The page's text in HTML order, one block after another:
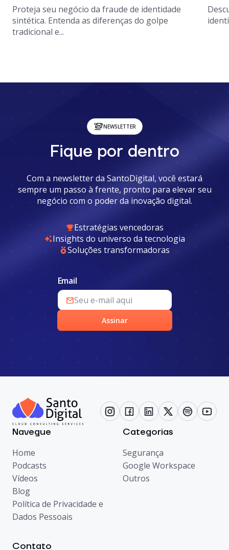
Proteja seu negócio da fraude de identidade
sintética. Entenda as diferenças do golpe
tradicional e...
NEWSLETTER
Fique por dentro
Com a newsletter da SantoDigital, você estará
sempre um passo à frente, pronto para elevar seu
negócio com o poder da inovação digital.
Estratégias vencedoras
Insights do universo da tecnologia
Soluções transformadoras
Email
Assinar
Navegue
Home
Podcasts
Vídeos
Blog
Política de Privacidade e
Dados Pessoais
Categorias
Segurança
Google Workspace
Outros
Contato